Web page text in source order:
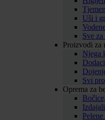
Uši i
Sve
Proizvodi za
Njega
Svi
Oprema za